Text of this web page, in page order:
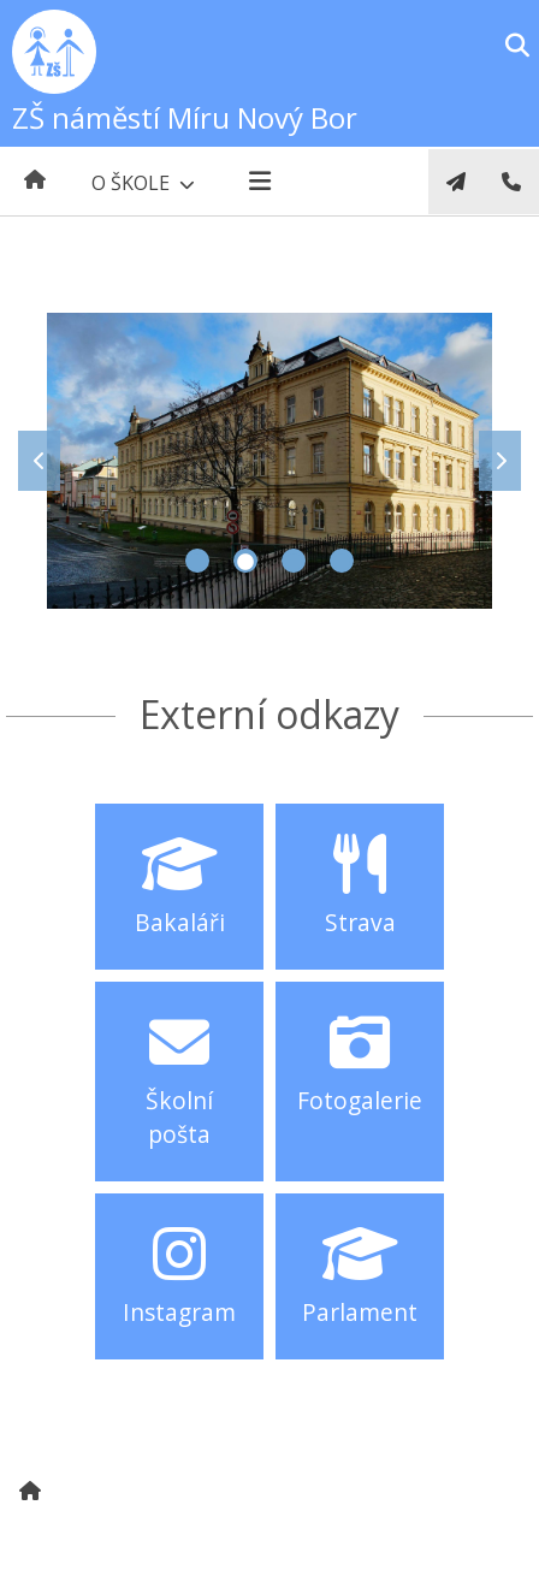
ZŠ náměstí Míru Nový Bor
O ŠKOLE
Externí odkazy
Bakaláři Strava
Školní
pošta
Fotogalerie
Instagram Parlament